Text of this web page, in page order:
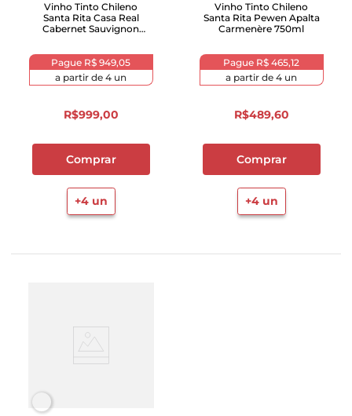
Vinho Tinto Chileno
Santa Rita Casa Real
Cabernet Sauvignon
Pague R$ 949,05
a partir de 4 un
R$999,00
Comprar
+4un
Vinho Tinto Chileno
Santa Rita Pewen Apalta
Carmenère 750ml
Pague R$ 465,12
a partir de 4 un
R$489,60
Comprar
+4un